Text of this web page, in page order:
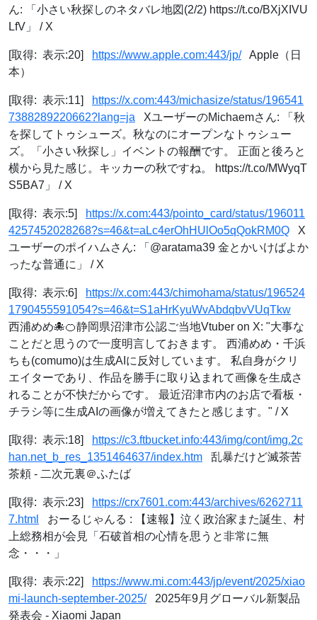
ん: 「小さい秋探しのネタバレ地図(2/2) https://t.co/BXjXIVU
LfV」 / X
[取得: 表示:20] https://www.apple.com:443/jp/Apple（日
本）
[取得: 表示:11]
https://x.com:443/michasize/status/196541
7388289220662?lang=ja XユーザーのMichaemさん: 「秋
を探してトゥシューズ。秋なのにオープンなトゥシュー
ズ。「小さい秋探し」イベントの報酬です。 正面と後ろと
横から見た感じ。キッカーの秋ですね。 https://t.co/MWyqT
S5BA7」 / X
[取得: 表示:5]
https://x.com:443/pointo_card/status/196011
4257452028268?s=46&t=aLc4erOhHUlOo5qQokRM0Q X
ユーザーのポイハムさん: 「@aratama39 金とかいけばよか
ったな普通に」 / X
[取得: 表示:6]
https://x.com:443/chimohama/status/196524
1790455591054?s=46&t=S1aHrKyuWvAbdqbvVUqTkw
西浦めめ🐙🍊静岡県沼津市公認ご当地Vtuber on X: "大事な
ことだと思うので一度明言しておきます。 西浦めめ・千浜
ちも(comumo)は生成AIに反対しています。 私自身がクリ
エイターであり、作品を勝手に取り込まれて画像を生成さ
れることが不快だからです。 最近沼津市内のお店で看板・
チラシ等に生成AIの画像が増えてきたと感じます。" / X
[取得: 表示:18]
https://c3.ftbucket.info:443/img/cont/img.2c
han.net_b_res_1351464637/index.htm 乱暴だけど滅茶苦
茶頼 - 二次元裏＠ふたば
[取得: 表示:23]
https://crx7601.com:443/archives/6262711
7.html
おーるじゃんる : 【速報】泣く政治家また誕生、村
上総務相が会見「石破首相の心情を思うと非常に無
念・・・」
[取得: 表示:22]
https://www.mi.com:443/jp/event/2025/xiao
mi-launch-september-2025/2025年9月グローバル新製品
発表会 - Xiaomi Japan